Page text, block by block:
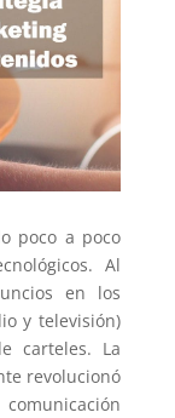
poco a poco
Al
en los
y televisión)
carteles. La
revolucionó